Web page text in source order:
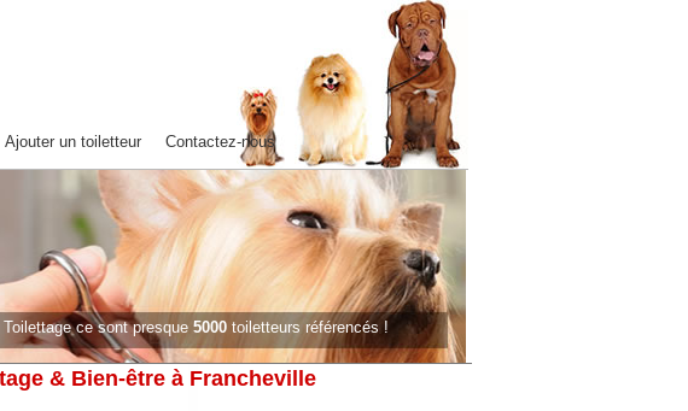
Ajouter un toiletteur Contactez-nous
Toilettage ce sont presque 5000toiletteurs référencés !
& Bien-être à Francheville